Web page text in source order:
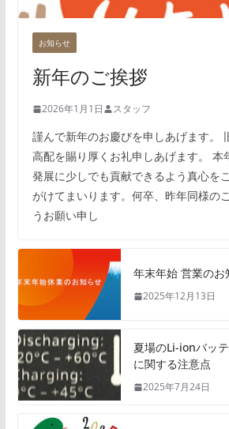
お知らせ
新年のご挨拶
2026年1月1日 スタッフ
謹んで新年のお慶びを申しあげます。
高配を賜り厚くお礼申しあげます。 本
発展に少しでも貢献できるよう真心を
がけてまいります。何卒、昨年同様の
うお願い申し
年末年始 営業のお
2025年12月13日
夏場のLi-ionバッ
に関する注意点
2025年7月24日